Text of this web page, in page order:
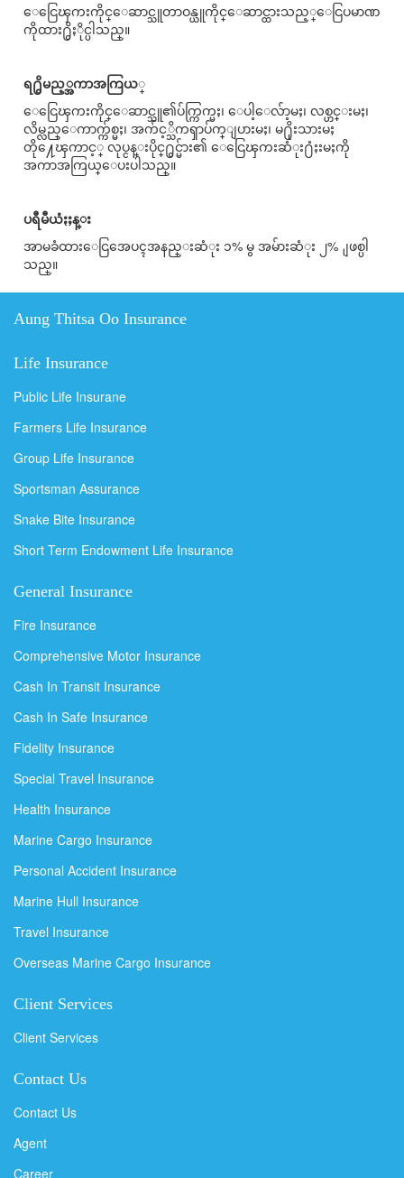
ေငြေၾကးကိုင္ေဆာင္သူတာဝန္ယူကိုင္ေဆာင္ထားသည့္ေငြပမာဏ
ကိုထား႐ွိႏိုင္ပါသည္။
ရ႐ွိမည့္အကာအကြယ္
ေငြေၾကးကိုင္ေဆာင္သူ၏ပ်က္ကြက္မႈ၊ ေပါ့ေလ်ာ့မႈ၊ လစ္ဟင္းမႈ၊
လိမ္လည္ေကာက္က်စ္မႈ၊ အက်င့္သိကၡာပ်က္ျပားမႈ၊ မ႐ိုးသားမႈ
တို႔ေၾကာင့္ လုပ္ငန္းပိုင္႐ွင္မ်ား၏ ေငြေၾကးဆံုး႐ံႈးမႈကို
အကာအကြယ္ေပးပါသည္။
ပရီမီယံႏႈန္း
အာမခံထားေငြအေပၚအနည္းဆံုး ၁% မွ အမ်ားဆံုး ၂% ျဖစ္ပါ
သည္။
Aung Thitsa Oo Insurance
Life Insurance
Public Life Insurane
Farmers Life Insurance
Group Life Insurance
Sportsman Assurance
Snake Bite Insurance
Short Term Endowment Life Insurance
General Insurance
Fire Insurance
Comprehensive Motor Insurance
Cash In Transit Insurance
Cash In Safe Insurance
Fidelity Insurance
Special Travel Insurance
Health Insurance
Marine Cargo Insurance
Personal Accident Insurance
Marine Hull Insurance
Travel Insurance
Overseas Marine Cargo Insurance
Client Services
Client Services
Contact Us
Contact Us
Agent
Career